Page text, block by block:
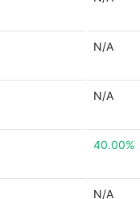
N/A
N/A
40.00%
N/A